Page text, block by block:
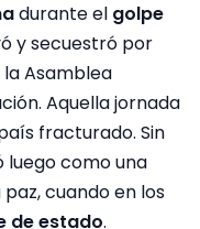
durante el golpe
y secuestró por
la Asamblea
Aquella jornada
fracturado. Sin
luego como una
cuando en los
de estado.